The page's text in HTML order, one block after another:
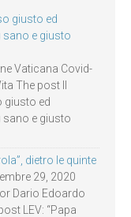
giusto ed
sano e giusto
Vaticana Covid-
The post Il
giusto ed
sano e giusto
dietro le quinte
29, 2020
Dario Edoardo
LEV: “Papa